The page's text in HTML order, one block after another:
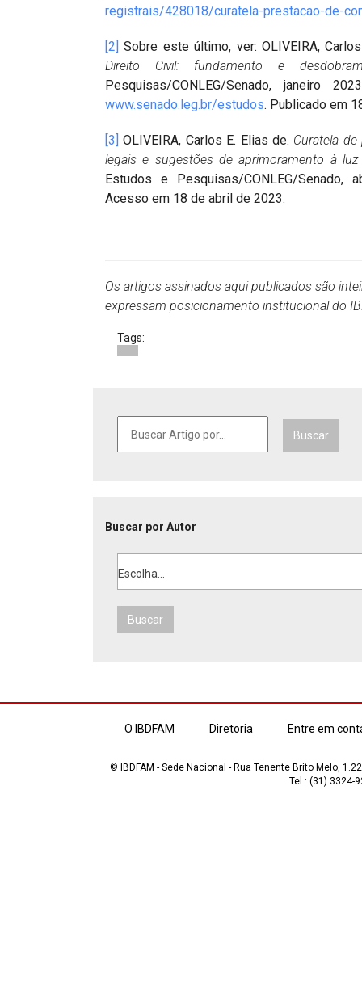
registrais/428018/curatela-prestacao-de-
[2] Sobre este último, ver: OLIVEIRA,
Direito Civil: fundamento e
Pesquisas/CONLEG/Senado, janeiro
www.senado.leg.br/estudos. Publicado em
[3] OLIVEIRA, Carlos E. Elias de. Curatela
legais e sugestões de aprimoramento à
Estudos e Pesquisas/CONLEG/
Acesso em 18 de abril de 2023.
Os artigos assinados aqui publicados são
expressam posicionamento institucional do
Tags:
Buscar
Buscar por Autor
Escolha...
Buscar
O IBDFAM Diretoria Entre em
© IBDFAM - Sede Nacional - Rua Tenente Brito Melo,
Tel.: (31) 3324-